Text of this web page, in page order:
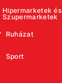
Hipermarketek és
Szupermarketek
Ruházat
Sport